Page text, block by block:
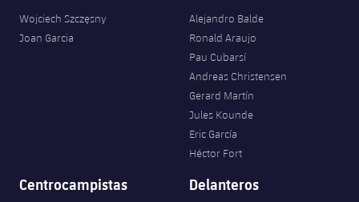
Wojciech Szczęsny
Joan Garcia
Alejandro Balde
Ronald Araujo
Pau Cubarsí
Andreas Christensen
Gerard Martín
Jules Kounde
Eric García
Héctor Fort
Centrocampistas Delanteros